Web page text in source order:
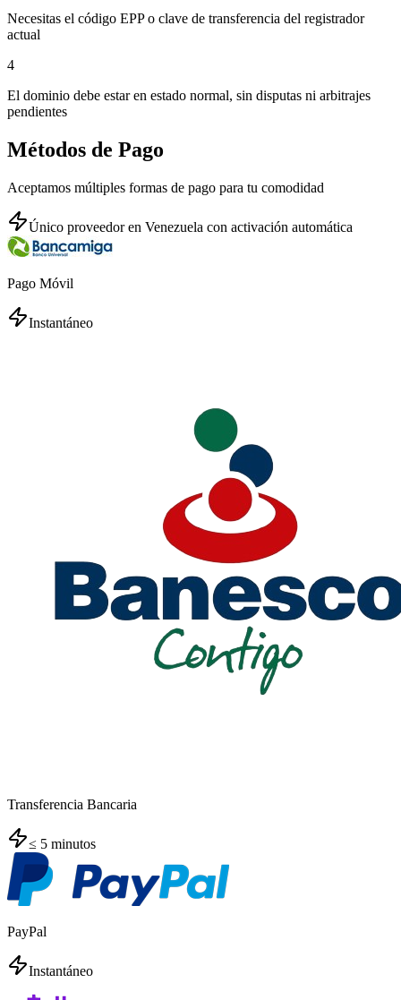
Necesitas el código EPP o clave de transferencia del registrador
actual
4
El dominio debe estar en estado normal, sin disputas ni arbitrajes
pendientes
Métodos de Pago
Aceptamos múltiples formas de pago para tu comodidad
Único proveedor en Venezuela con activación automática
Pago Móvil
Instantáneo
Transferencia Bancaria
≤ 5 minutos
PayPal
Instantáneo